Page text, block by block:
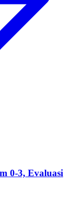
0-3, Evaluasi